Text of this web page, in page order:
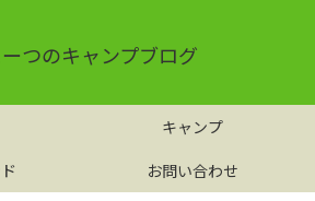
つのキャンプブログ
キャンプ
お問い合わせ